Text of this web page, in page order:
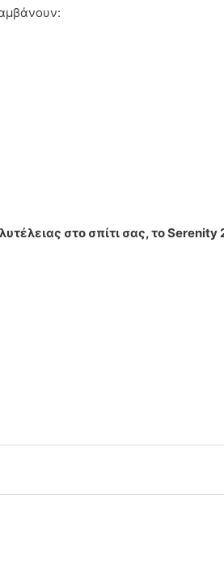
στο σπίτι σας, το Serenity